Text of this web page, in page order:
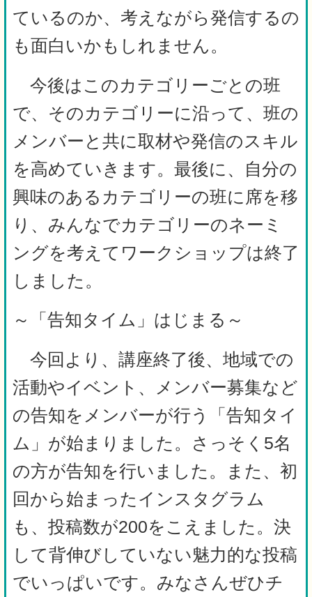
ているのか、考えながら発信するの
も面白いかもしれません。
今後はこのカテゴリーごとの班
で、そのカテゴリーに沿って、班の
メンバーと共に取材や発信のスキル
を高めていきます。 最後に、自分の
興味のあるカテゴリーの班に席を移
り、みんなでカテゴリーのネーミ
ングを考えてワークショップは終了
しました。
～「告知タイム」はじまる～
今回より、講座終了後、地域での
活動やイベント、メンバー募集など
の告知をメンバーが行う「告知タイ
ム」が始まりました。さっそく5名
の方が告知を行いました。また、初
回から始まったインスタグラム
も、投稿数が200をこえました。決
して背伸びしていない魅力的な投稿
でいっぱいです。みなさんぜひチ